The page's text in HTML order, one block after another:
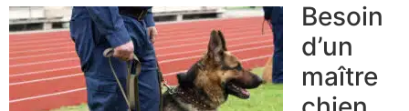
Besoin
d’un
maître